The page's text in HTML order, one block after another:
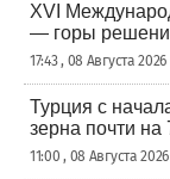
XVI
— горы
17:43 , 08 Августа
Турция с
зерна почти на
11:00 , 08 Августа